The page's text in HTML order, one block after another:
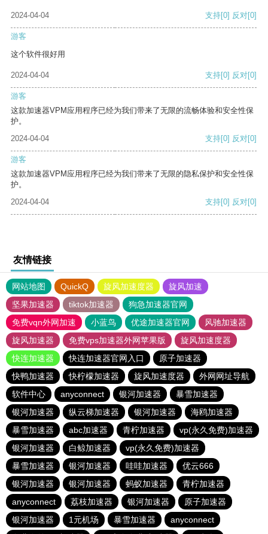
2024-04-04 支持[0] 反对[0]
游客
这个软件很好用
2024-04-04 支持[0] 反对[0]
游客
这款加速器VPM应用程序已经为我们带来了无限的流畅体验和安全性保
护。
2024-04-04
支持[0] 反对[0]
游客
这款加速器VPM应用程序已经为我们带来了无限的隐私保护和安全性保
护。
2024-04-04
支持[0] 反对[0]
友情链接
网站地图 QuickQ 旋风加速度器
旋风加速
坚果加速器
tiktok加速器
狗急加速器官网
免费vqn外网加速
小蓝鸟 优途加速器官网
风驰加速器
旋风加速器
免费vps加速器外网苹果版
旋风加速度器
快连加速器
快连加速器官网入口
原子加速器
快鸭加速器
快柠檬加速器 旋风加速度器
外网网址导航
软件中心
anyconnect 银河加速器
暴雪加速器
银河加速器
纵云梯加速器 银河加速器
海鸥加速器
暴雪加速器
abc加速器 青柠加速器
vp(永久免费)加速器
银河加速器
白鲸加速器
vp(永久免费)加速器
暴雪加速器
银河加速器 哇哇加速器
优云666
银河加速器
银河加速器 蚂蚁加速器
青柠加速器
anyconnect
荔枝加速器 银河加速器
原子加速器
银河加速器
1元机场 暴雪加速器
anyconnect